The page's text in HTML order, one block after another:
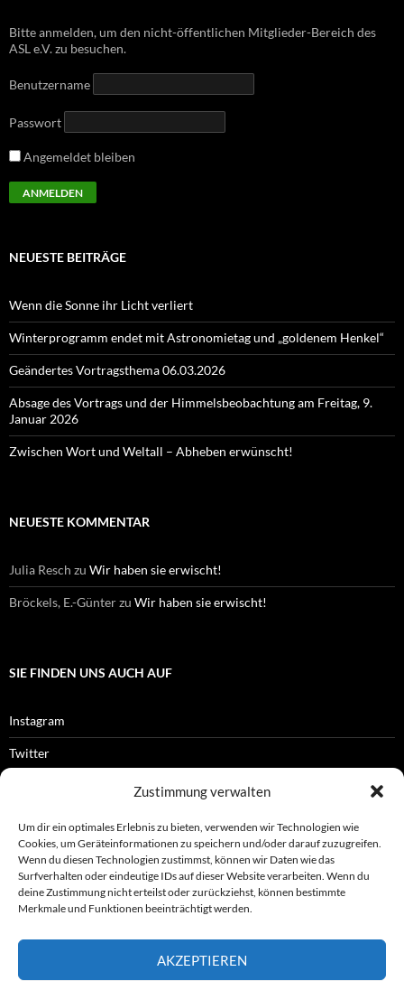
Zustimmung verwalten
Um dir ein optimales Erlebnis zu bieten, verwenden wir Technologien wie
Cookies, um Geräteinformationen zu speichern und/oder darauf zuzugreifen.
Wenn du diesen Technologien zustimmst, können wir Daten wie das
Surfverhalten oder eindeutige IDs auf dieser Website verarbeiten. Wenn du
deine Zustimmung nicht erteilst oder zurückziehst, können bestimmte
Merkmale und Funktionen beeinträchtigt werden.
AKZEPTIEREN
Bitte anmelden, um den nicht-öffentlichen Mitglieder-Bereich des
ASL e.V. zu besuchen.
Benutzername
Passwort
Angemeldet bleiben
NEUESTE BEITRÄGE
Wenn die Sonne ihr Licht verliert
Winterprogramm endet mit Astronomietag und „goldenem Henkel“
Geändertes Vortragsthema 06.03.2026
Absage des Vortrags und der Himmelsbeobachtung am Freitag, 9.
Januar 2026
Zwischen Wort und Weltall – Abheben erwünscht!
NEUESTE KOMMENTAR
Julia Resch zu Wir haben sie erwischt!
Bröckels, E.-Günterzu Wir haben sie erwischt!
SIE FINDEN UNS AUCH AUF
Instagram
Twitter
OFFIZIELLES
Impressum